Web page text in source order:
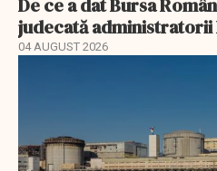
De ce a dat Bursa
judecată administratorii
04 AUGUST 2026